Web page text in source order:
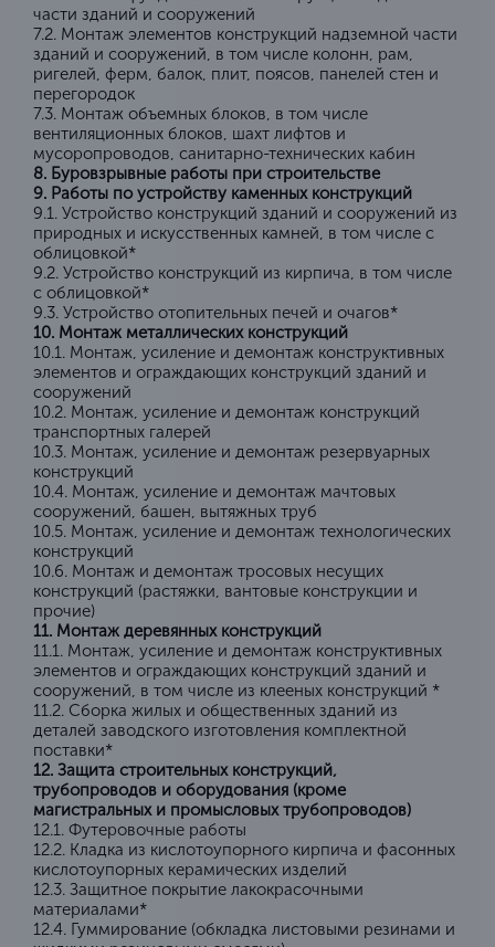
части зданий и сооружений
7.2. Монтаж элементов конструкций надземной части
зданий и сооружений, в том числе колонн, рам,
ригелей, ферм, балок, плит, поясов, панелей стен и
перегородок
7.3. Монтаж объемных блоков, в том числе
вентиляционных блоков, шахт лифтов и
мусоропроводов, санитарно-технических кабин
8. Буровзрывные работы при строительстве
9. Работы по устройству каменных конструкций
9.1. Устройство конструкций зданий и сооружений из
природных и искусственных камней, в том числе с
облицовкой*
9.2. Устройство конструкций из кирпича, в том числе
с облицовкой*
9.3. Устройство отопительных печей и очагов*
10. Монтаж металлических конструкций
10.1. Монтаж, усиление и демонтаж конструктивных
элементов и ограждающих конструкций зданий и
сооружений
10.2. Монтаж, усиление и демонтаж конструкций
транспортных галерей
10.3. Монтаж, усиление и демонтаж резервуарных
конструкций
10.4. Монтаж, усиление и демонтаж мачтовых
сооружений, башен, вытяжных труб
10.5. Монтаж, усиление и демонтаж технологических
конструкций
10.6. Монтаж и демонтаж тросовых несущих
конструкций (растяжки, вантовые конструкции и
прочие)
11. Монтаж деревянных конструкций
11.1. Монтаж, усиление и демонтаж конструктивных
элементов и ограждающих конструкций зданий и
сооружений, в том числе из клееных конструкций *
11.2. Сборка жилых и общественных зданий из
деталей заводского изготовления комплектной
поставки*
12. Защита строительных конструкций,
трубопроводов и оборудования (кроме
магистральных и промысловых трубопроводов)
12.1. Футеровочные работы
12.2. Кладка из кислотоупорного кирпича и фасонных
кислотоупорных керамических изделий
12.3. Защитное покрытие лакокрасочными
материалами*
12.4. Гуммирование (обкладка листовыми резинами и